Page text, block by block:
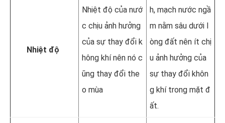
Nhiệt độ
Nhiệt độ của nướ
c chịu ảnh hưởng
của sự thay đổi k
hông khí nên nó c
ũng thay đổi the
o mùa
h, mạch nước ngầ
m nằm sâu dưới l
òng đất nên ít chị
u ảnh hưởng của
sự thay đổi khôn
g khí trong mặt đ
ất.